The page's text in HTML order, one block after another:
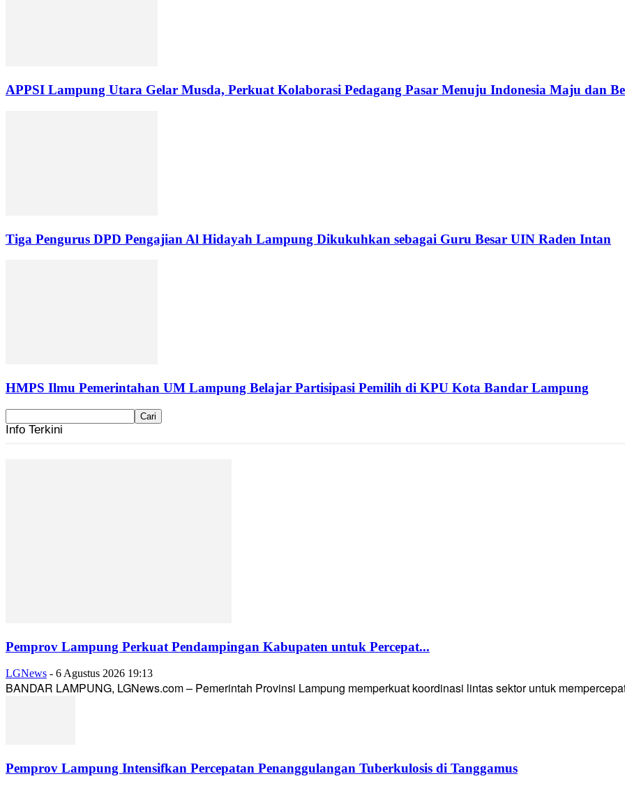
APPSI Lampung Utara Gelar Musda, Perkuat Kolaborasi Pedagang Pasar Menuju Indonesia Maju dan
Tiga Pengurus DPD Pengajian Al Hidayah Lampung Dikukuhkan sebagai Guru Besar UIN Raden Intan
HMPS Ilmu Pemerintahan UM Lampung Belajar Partisipasi Pemilih di KPU Kota Bandar Lampung
Info Terkini
Pemprov Lampung Perkuat Pendampingan Kabupaten untuk Percepat...
LGNews - 6 Agustus 2026 19:13
BANDAR LAMPUNG, LGNews.com – Pemerintah Provinsi Lampung memperkuat koordinasi lintas sektor untuk
Pemprov Lampung Intensifkan Percepatan Penanggulangan Tuberkulosis di Tanggamus